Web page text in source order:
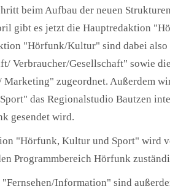
beim Aufbau der neuen
gibt es jetzt die Hauptredaktion
"Hörfunk/Kultur" sind dabei also
Verbraucher/Gesellschaft" sowie
Marketing" zugeordnet. Außerdem
das Regionalstudio Bautzen
gesendet wird.
"Hörfunk, Kultur und Sport" wird
Programmbereich Hörfunk
Information" sind